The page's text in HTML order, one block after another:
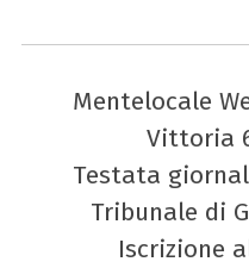
Mentelocale
Vittoria
Testata
Tribunale di
Iscrizione